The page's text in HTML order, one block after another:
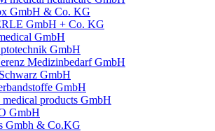
GmbH & Co. KG
GmbH + Co. KG
GmbH
GmbH
Medizinbedarf GmbH
GmbH
GmbH
products GmbH
GmbH
Gmbh & Co.KG